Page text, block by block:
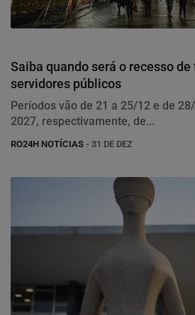
Saiba quando será o recesso
servidores públicos
Períodos vão de 21 a 25/12 e de
2027, respectivamente, de...
RO24H NOTÍCIAS - 31 DE DEZ